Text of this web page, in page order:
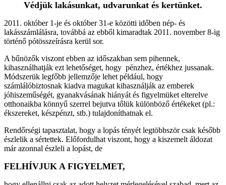
Védjük lakásunkat, udvarunkat és kertünket.
2011. október 1-je és október 31-e közötti időben nép- és
lakásszámlálásra, továbbá az ebből kimaradtak 2011. november 8-ig
történő pótösszeírásra kerül sor.
A bűnözők viszont ebben az időszakban sem pihennek,
kihasználhatják ezt lehetőséget, hogy pénzhez, értékhez jussanak.
Módszerük legfőbb jellemzője lehet például, hogy
számlálóbiztosnak kiadva magukat kihasználják az emberek
jóhiszeműségét, gyanakvásának hiányát és figyelmüket elterelve
otthonaikba könnyű szerrel bejutva tőlük különböző értékeket (pl.:
ékszereket, készpénzt, stb.) tulajdoníthatnak el.
Rendőrségi tapasztalat, hogy a lopás tényét legtöbbször csak később
észlelik a sértettek. Előfordulhat viszont, hogy a kiszemelt áldozat
már azonnal észleli a lopást, de
FELHÍVJUK A FIGYELMET,